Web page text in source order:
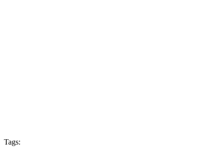
Tags: